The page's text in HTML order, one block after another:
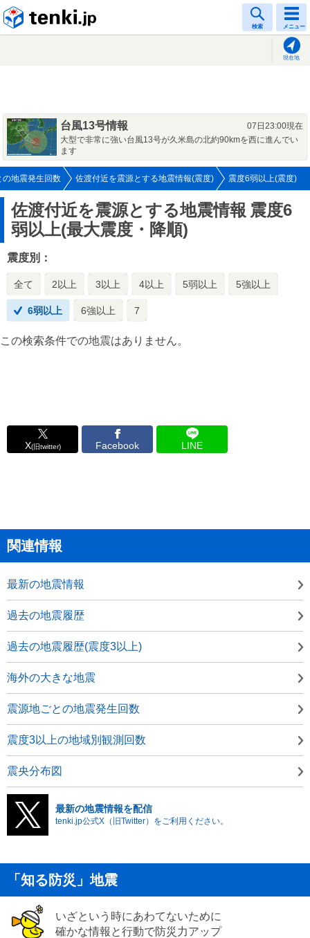
検索 メニュー
現在地
台風13号情報
07日23:00現在
大型で非常に強い台風13号が久米島の北約90kmを西に進んでい
ます
の地震発生回数 佐渡付近を震源とする地震情報(震度) 震度6弱以上(震度)
佐渡付近を震源とする地震情報 震度6
弱以上(最大震度・降順)
震度別：
全て 2以上 3以上 4以上 5弱以上 5強以上
6弱以上 6強以上 7
この検索条件での地震はありません。
X(旧twitter) Facebook LINE
関連情報
最新の地震情報
過去の地震履歴
過去の地震履歴(震度3以上)
海外の大きな地震
震源地ごとの地震発生回数
震度3以上の地域別観測回数
震央分布図
最新の地震情報を配信
tenki.jp公式X（旧Twitter）をご利用ください。
「知る防災」地震
いざという時にあわてないために
確かな情報と行動で防災力アップ